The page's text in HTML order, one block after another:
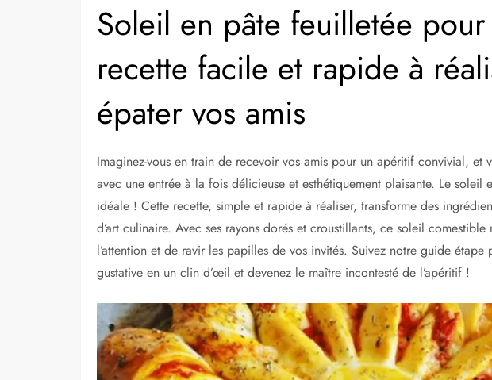
Soleil en pâte feuilletée pour
recette facile et rapide à
épater vos amis
Imaginez-vous en train de recevoir vos amis pour un apéritif convivial, et
avec une entrée à la fois délicieuse et esthétiquement plaisante. Le soleil
idéale ! Cette recette, simple et rapide à réaliser, transforme des
d’art culinaire. Avec ses rayons dorés et croustillants, ce soleil
l’attention et de ravir les papilles de vos invités. Suivez notre guide
gustative en un clin d’œil et devenez le maître incontesté de l’apéritif !